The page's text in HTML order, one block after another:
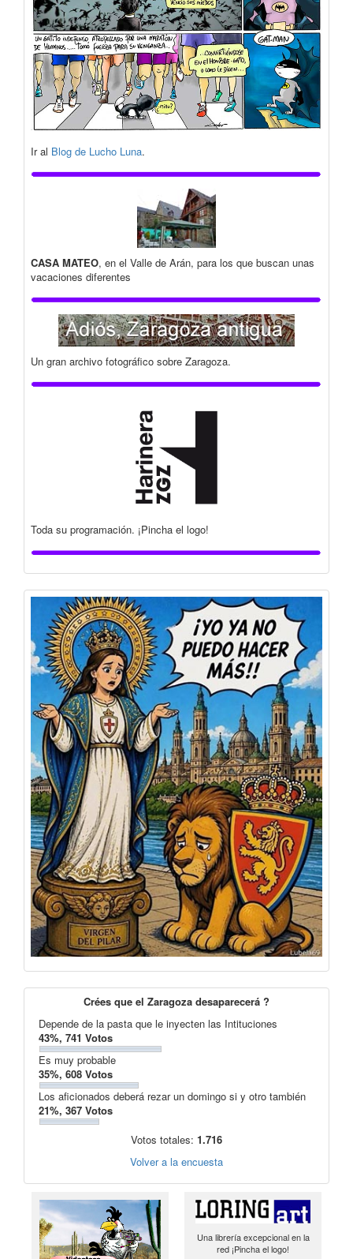
Ir al Blog de Lucho Luna.
CASA MATEO, en el Valle de Arán, para los que buscan unas
vacaciones diferentes
Un gran archivo fotográfico sobre Zaragoza.
Toda su programación. ¡Pincha el logo!
Crées que el Zaragoza desaparecerá ?
Depende de la pasta que le inyecten las Intituciones
43%, 741 Votos
Es muy probable
35%, 608 Votos
Los aficionados deberá rezar un domingo si y otro también
21%, 367 Votos
Votos totales: 1.716
Volver a la encuesta
Una librería excepcional en la
red ¡Pincha el logo!